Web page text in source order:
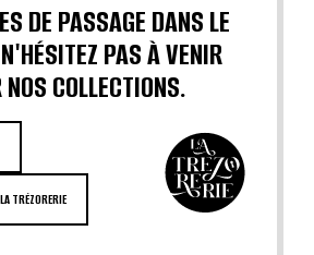
DE PASSAGE DANS LE
PAS À VENIR
COLLECTIONS.
TRÉZORERIE